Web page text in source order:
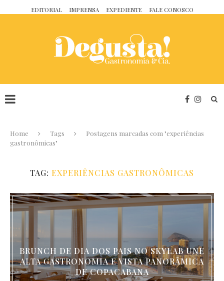
EDITORIAL IMPRENSA EXPEDIENTE FALE CONOSCO
Home Tags
Postagens marcadas com "experiências
gastronômicas"
TAG: EXPERIÊNCIAS GASTRONÔMICAS
BRUNCH DE DIA DOS PAIS NO SKYLAB UNE
ALTA GASTRONOMIA E VISTA PANORÂMICA
DE COPACABANA